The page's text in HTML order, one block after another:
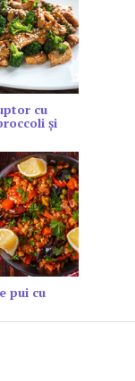
cu
și
pui cu